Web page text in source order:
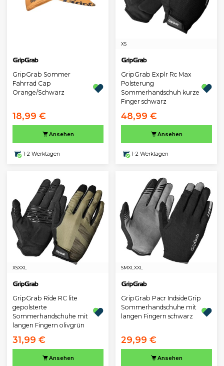
GripGrab Sommer
Fahrrad Cap
Orange/Schwarz
18,99 €
Ansehen
1-2 Werktagen
XS
GripGrab Explr Rc Max
Polsterung
Sommerhandschuh kurze
Finger schwarz
48,99 €
Ansehen
1-2 Werktagen
XSXXL
GripGrab Ride RC lite
gepolsterte
Sommerhandschuhe mit
langen Fingern olivgrün
31,99 €
Ansehen
SMXL XXL
GripGrab Pacr IndsideGrip
Sommerhandschuhe mit
langen Fingern schwarz
29,99 €
Ansehen